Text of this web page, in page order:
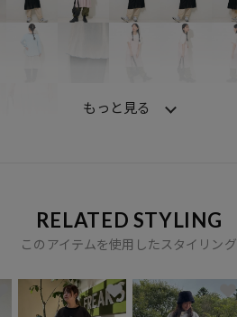
もっと見る
RELATED STYLING
このアイテムを使用したスタイリング